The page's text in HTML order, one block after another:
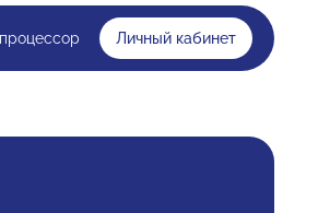
Личный кабинет